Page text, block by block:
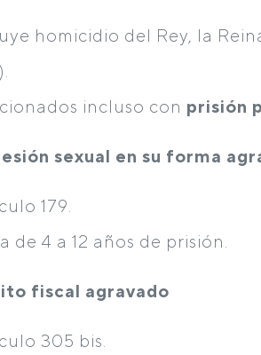
homicidio del Rey, la
incluso con prisión
sexual en su forma
179.
de 4 a 12 años de prisión.
fiscal agravado
305 bis.